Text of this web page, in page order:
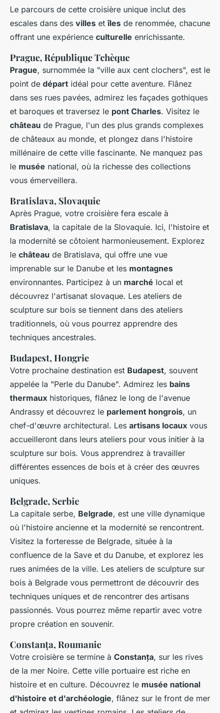
Le parcours de cette croisière unique inclut des
escales dans des villes etîles de renommée, chacune
offrant une expérience culturelle enrichissante.
Prague, République Tchèque
Prague, surnommée la "ville aux cent clochers", est le
point de départ idéal pour cette aventure. Flânez
dans ses rues pavées, admirez les façades gothiques
et baroques et traversez le pont Charles. Visitez le
château de Prague, l'un des plus grands complexes
de châteaux au monde, et plongez dans l'histoire
millénaire de cette ville fascinante. Ne manquez pas
le musée national, où la richesse des collections
vous émerveillera.
Bratislava, Slovaquie
Après Prague, votre croisière fera escale à
Bratislava, la capitale de la Slovaquie. Ici, l'histoire et
la modernité se côtoient harmonieusement. Explorez
le château de Bratislava, qui offre une vue
imprenable sur le Danube et les montagnes
environnantes. Participez à un marché local et
découvrez l'artisanat slovaque. Les ateliers de
sculpture sur bois se tiennent dans des ateliers
traditionnels, où vous pourrez apprendre des
techniques ancestrales.
Budapest, Hongrie
Votre prochaine destination est Budapest, souvent
appelée la "Perle du Danube". Admirez les bains
thermaux historiques, flânez le long de l'avenue
Andrassy et découvrez le parlement hongrois, un
chef-d'œuvre architectural. Les artisans locaux vous
accueilleront dans leurs ateliers pour vous initier à la
sculpture sur bois. Vous apprendrez à travailler
différentes essences de bois et à créer des œuvres
uniques.
Belgrade, Serbie
La capitale serbe, Belgrade, est une ville dynamique
où l'histoire ancienne et la modernité se rencontrent.
Visitez la forteresse de Belgrade, située à la
confluence de la Save et du Danube, et explorez les
rues animées de la ville. Les ateliers de sculpture sur
bois à Belgrade vous permettront de découvrir des
techniques uniques et de rencontrer des artisans
passionnés. Vous pourrez même repartir avec votre
propre création en souvenir.
Constanța, Roumanie
Votre croisière se termine à Constanța, sur les rives
de la mer Noire. Cette ville portuaire est riche en
histoire et en culture. Découvrez le musée national
d'histoire et d'archéologie, flânez sur le front de mer